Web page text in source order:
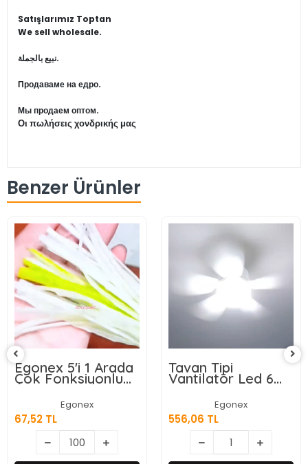
Satışlarımız Toptan
We sell wholesale.
نبيع بالجملة.
Продаваме на едро.
Мы продаем оптом.
Οι πωλήσεις χονδρικής μας
Benzer Ürünler
Egonex 5'i 1 Arada
Çok Fonksiyonlu
Meyve Sebze
Soyacağı, Jülyen
Dilimleyici ve Şişe
Açacağı – Ahşap
Saplı Paslanmaz
Çelik
Egonex
67,52 TL
Tavan Tipi
Vantilatör Led 6
Kanatlı
Egonex
556,06 TL